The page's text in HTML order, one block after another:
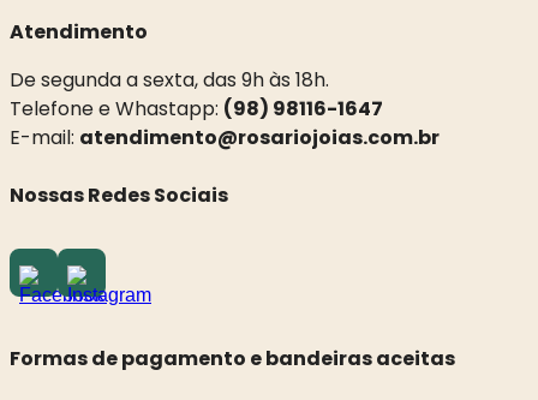
Atendimento
De segunda a sexta, das 9h às 18h.
Telefone e Whastapp: (98) 98116-1647
E-mail: atendimento@rosariojoias.com.br
Nossas Redes Sociais
Formas de pagamento e bandeiras aceitas